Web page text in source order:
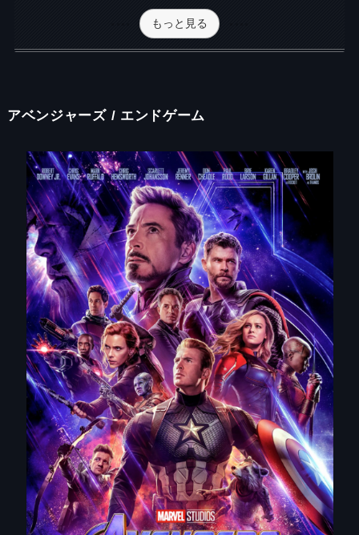
もっと見る
アベンジャーズ / エンドゲーム